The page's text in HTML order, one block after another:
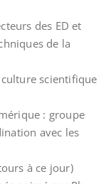
des ED et
de la
scientifique
: groupe
avec les
à ce jour)